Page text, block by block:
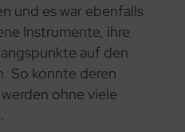
und es war ebenfalls
Instrumente, ihre
auf den
So konnte deren
ohne viele